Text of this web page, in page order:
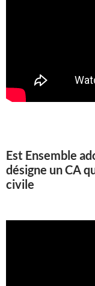
Est Ensemble
désigne un CA
civile